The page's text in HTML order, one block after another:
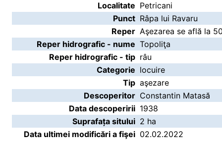
Localitate Petricani
Punct Râpa lui Ravaru
Reper Aşezarea se află la
Reper hidrografic - nume Topoliţa
Reper hidrografic - tip râu
Categorie locuire
Tip aşezare
Descoperitor Constantin Matasă
Data descoperirii 1938
Suprafața sitului 2 ha
Data ultimei modificări a fişei 02.02.2022